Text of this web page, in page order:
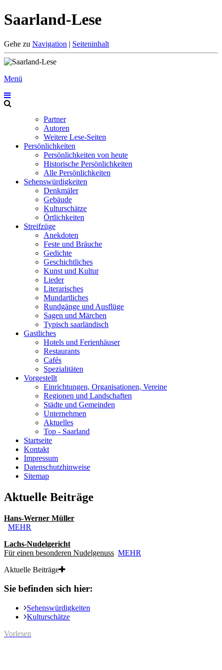
Saarland-Lese
Gehe zu Navigation | Seiteninhalt
Menü
Partner
Autoren
Weitere Lese-Seiten
Persönlichkeiten
Persönlichkeiten von heute
Historische Persönlichkeiten
Alle Persönlichkeiten
Sehenswürdigkeiten
Denkmäler
Gebäude
Kulturschätze
Örtlichkeiten
Streifzüge
Anekdoten
Feste und Bräuche
Gedichte
Geschichtliches
Kunst und Kultur
Lieder
Literarisches
Mundartliches
Rundgänge und Ausflüge
Sagen und Märchen
Typisch saarländisch
Gastliches
Hotels und Ferienhäuser
Restaurants
Cafés
Spezialitäten
Vorgestellt
Einrichtungen, Organisationen, Vereine
Regionen und Landschaften
Städte und Gemeinden
Unternehmen
Aktuelles
Top - Saarland
Startseite
Kontakt
Impressum
Datenschutzhinweise
Sitemap
Aktuelle Beiträge
Hans-Werner Müller
MEHR
Lachs-Nudelgericht
Für einen besonderen Nudelgenuss MEHR
Aktuelle Beiträge
Sie befinden sich hier:
Sehenswürdigkeiten
Kulturschätze
Vorlesen